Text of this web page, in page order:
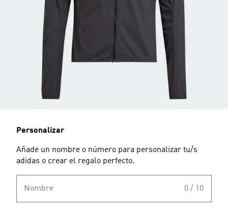
Personalizar
Añade un nombre o número para personalizar tu/s
adidas o crear el regalo perfecto.
Nombre 0 / 10